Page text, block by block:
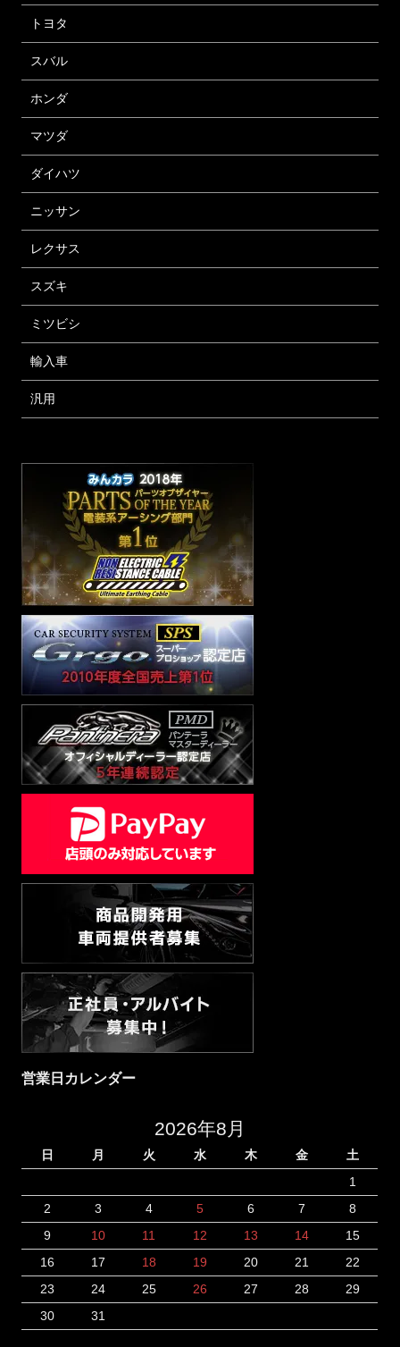
トヨタ
スバル
ホンダ
マツダ
ダイハツ
ニッサン
レクサス
スズキ
ミツビシ
輸入車
汎用
営業日カレンダー
2026年8月
日 月 火 水 木 金
土
1
2
3 4 5 6 7
8
9
10 11 12 13 14
15
16
17 18 19 20 21
22
23
24 25 26 27 28
29
30
31